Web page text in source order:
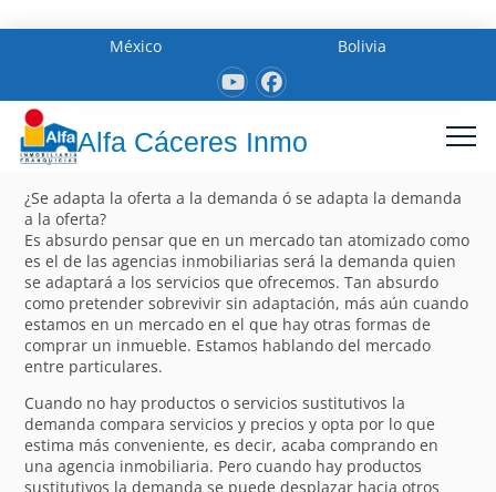
México Bolivia
Alfa Cáceres Inmo
¿Se adapta la oferta a la demanda ó se adapta la demanda
a la oferta?
Es absurdo pensar que en un mercado tan atomizado como
es el de las agencias inmobiliarias será la demanda quien
se adaptará a los servicios que ofrecemos. Tan absurdo
como pretender sobrevivir sin adaptación, más aún cuando
estamos en un mercado en el que hay otras formas de
comprar un inmueble. Estamos hablando del mercado
entre particulares.
Cuando no hay productos o servicios sustitutivos la
demanda compara servicios y precios y opta por lo que
estima más conveniente, es decir, acaba comprando en
una agencia inmobiliaria. Pero cuando hay productos
sustitutivos la demanda se puede desplazar hacia otros